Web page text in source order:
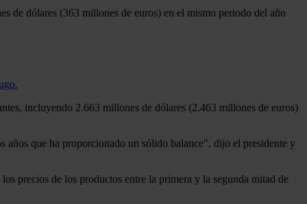
de dólares (363 millones de euros) en el mismo periodo del año
incluyendo 2.663 millones de dólares (2.463 millones de euros)
años que ha proporcionado un sólido balance", dijo el presidente y
precios de los productos entre la primera y la segunda mitad de